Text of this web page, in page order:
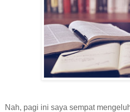
Nah, pagi ini saya sempat